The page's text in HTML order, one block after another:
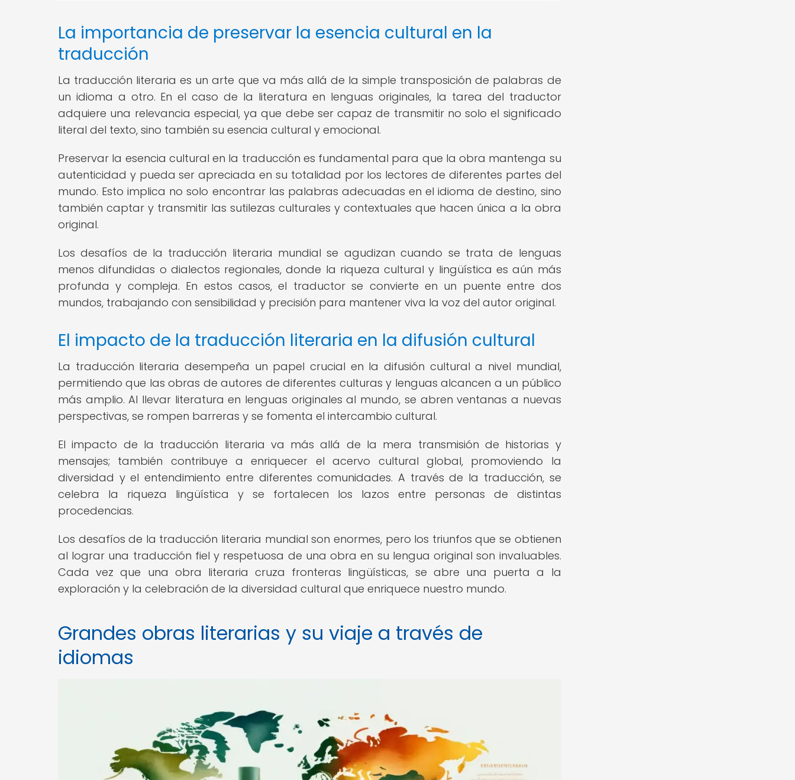
La importancia de preservar la esencia cultural en la
traducción
La traducción literaria es un arte que va más allá de la simple transposición de palabras de
un idioma a otro. En el caso de la literatura en lenguas originales, la tarea del traductor
adquiere una relevancia especial, ya que debe ser capaz de transmitir no solo el significado
literal del texto, sino también su esencia cultural y emocional.
Preservar la esencia cultural en la traducción es fundamental para que la obra mantenga su
autenticidad y pueda ser apreciada en su totalidad por los lectores de diferentes partes del
mundo. Esto implica no solo encontrar las palabras adecuadas en el idioma de destino, sino
también captar y transmitir las sutilezas culturales y contextuales que hacen única a la obra
original.
Los desafíos de la traducción literaria mundial se agudizan cuando se trata de lenguas
menos difundidas o dialectos regionales, donde la riqueza cultural y lingüística es aún más
profunda y compleja. En estos casos, el traductor se convierte en un puente entre dos
mundos, trabajando con sensibilidad y precisión para mantener viva la voz del autor original.
El impacto de la traducción literaria en la difusión cultural
La traducción literaria desempeña un papel crucial en la difusión cultural a nivel mundial,
permitiendo que las obras de autores de diferentes culturas y lenguas alcancen a un público
más amplio. Al llevar literatura en lenguas originales al mundo, se abren ventanas a nuevas
perspectivas, se rompen barreras y se fomenta el intercambio cultural.
El impacto de la traducción literaria va más allá de la mera transmisión de historias y
mensajes; también contribuye a enriquecer el acervo cultural global, promoviendo la
diversidad y el entendimiento entre diferentes comunidades. A través de la traducción, se
celebra la riqueza lingüística y se fortalecen los lazos entre personas de distintas
procedencias.
Los desafíos de la traducción literaria mundial son enormes, pero los triunfos que se obtienen
al lograr una traducción fiel y respetuosa de una obra en su lengua original son invaluables.
Cada vez que una obra literaria cruza fronteras lingüísticas, se abre una puerta a la
exploración y la celebración de la diversidad cultural que enriquece nuestro mundo.
Grandes obras literarias y su viaje a través de
idiomas